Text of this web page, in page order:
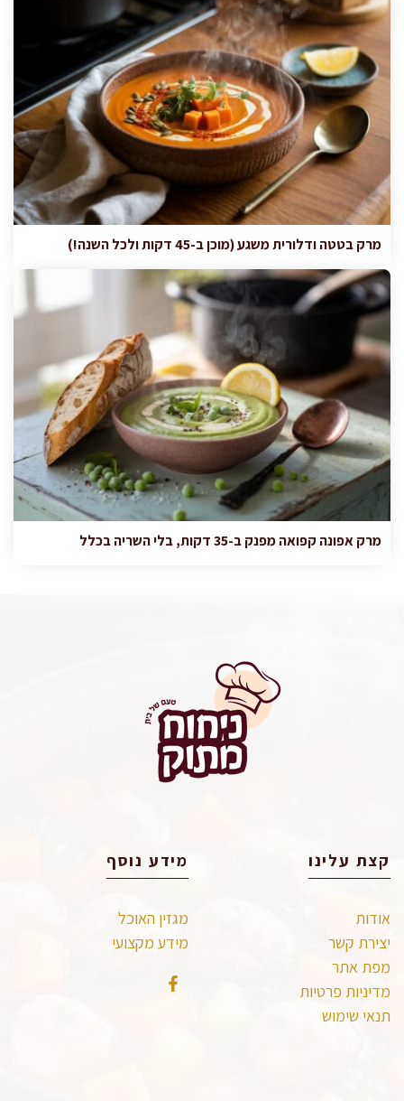
מרק בטטה ודלורית משגע (מוכן ב-45 דקות ולכל השנה!)
מרק אפונה קפואה מפנק ב-35 דקות, בלי השריה בכלל
קצת עלינו
אודות
יצירת קשר
מפת אתר
מדיניות פרטיות
תנאי שימוש
מידע נוסף
מגזין האוכל
מידע מקצועי